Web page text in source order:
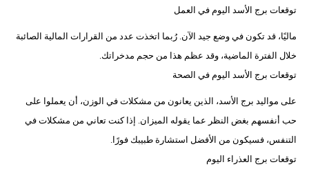
توقعات برج الأسد اليوم في العمل
ماليًا، قد تكون في وضع جيد الآن. رُبما اتخذت عدد من القرارات المالية الصائبة
خلال الفترة الماضية، وقد عظم هذا من حجم مدخراتك.
توقعات برج الأسد اليوم في الصحة
​​على مواليد برج الأسد، الذين يعانون من مشكلات في الوزن، أن يعملوا على
حب أنفسهم بغض النظر عما يقوله الميزان. إذا كنت تعاني من مشكلات في
التنفس، فسيكون من الأفضل استشارة طبيبك فورًا.
توقعات برج العذراء اليوم